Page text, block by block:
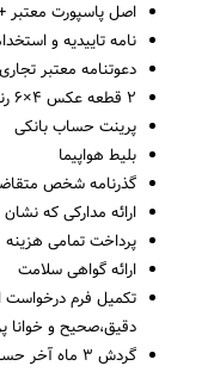
اصل پاسپورت معتبر +
نامه تاییدیه و
دعوتنامه معتبر تجاری
۲ قطعه عکس ۴×۶ رنگی با زمینه سفید
پرینت حساب بانکی
بلیط هواپیما
گذرنامه شخص
ارائه مدارکی که
پرداخت تمامی هزینه
ارائه گواهی سلامت
تکمیل فرم
دقیق،صحیح و خوانا
گردش 3 ماه آخر حساب متقاضی